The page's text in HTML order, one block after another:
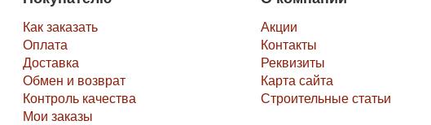
Как заказать
Оплата
Доставка
Обмен и возврат
Контроль качества
Мои заказы
Акции
Контакты
Реквизиты
Карта сайта
Строительные статьи